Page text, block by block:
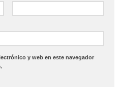
y web en este navegador